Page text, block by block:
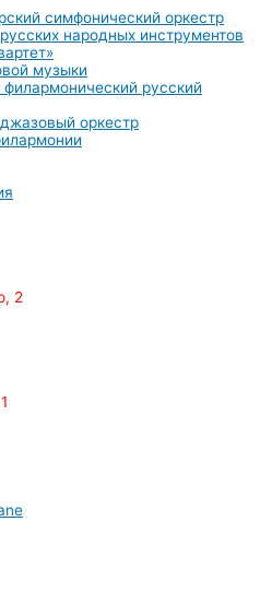
симфонический оркестр
народных инструментов
музыки
филармонический русский
оркестр
2